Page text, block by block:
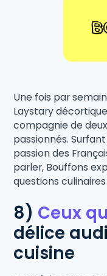
Une fois par
Laystary
compagnie de
passionnés.
passion des
parler, Bouffons
questions
8) Ceux
délice
cuisine